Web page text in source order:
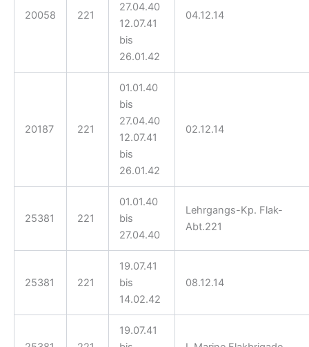
20058 221
27.04.40
12.07.41
bis
26.01.42
04.12.14
20187 221
01.01.40
bis
27.04.40
12.07.41
bis
26.01.42
02.12.14
25381 221
01.01.40
bis
27.04.40
Lehrgangs-Kp. Flak-
Abt.221
25381 221
19.07.41
bis
14.02.42
08.12.14
19.07.41